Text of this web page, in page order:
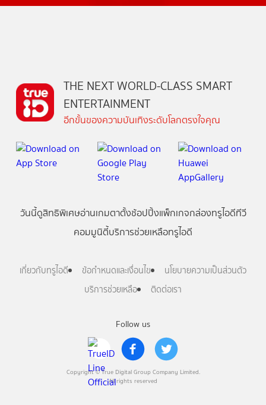
Follow us
Copyright © True Digital Group Company Limited.
All rights reserved
THE NEXT WORLD-CLASS SMART
ENTERTAINMENT
อีกขั้นของความบันเทิงระดับโลกตรงใจคุณ
วันนี้ดูสิทธิพิเศษอ่านเกมตาตั้งช้อปปิ้งแพ็กเกจกล่องทรูไอดีทีวี
คอมมูนิตี้บริการช่วยเหลือทรูไอดี
เกี่ยวกับทรูไอดี ข้อกำหนดและเงื่อนไข
นโยบายความเป็นส่วนตัว
บริการช่วยเหลือ
ติดต่อเรา